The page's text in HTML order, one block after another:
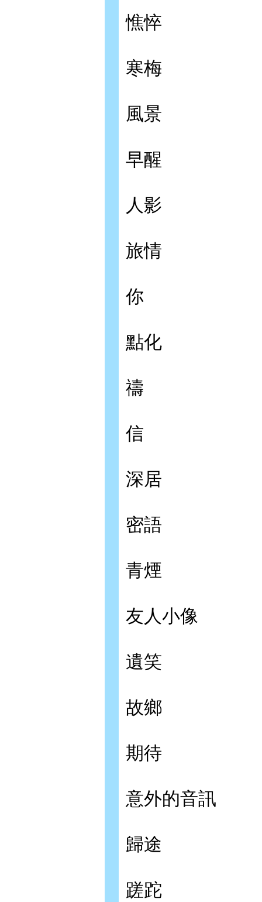
憔悴
寒梅
風景
早醒
人影
旅情
你
點化
禱
信
深居
密語
青煙
友人小像
遺笑
故鄉
期待
意外的音訊
歸途
蹉跎